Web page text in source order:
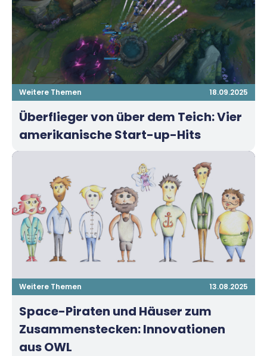
18.09.2025
Weitere Themen
Überflieger von über dem Teich: Vier
amerikanische Start-up-Hits
13.08.2025
Weitere Themen
Space-Piraten und Häuser zum
Zusammenstecken: Innovationen
aus OWL